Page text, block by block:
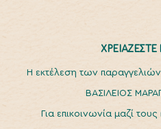
H εκτέλεση των
ΒΑΣΙΛΕΙΟΣ
Για επικοινωνία μαζί